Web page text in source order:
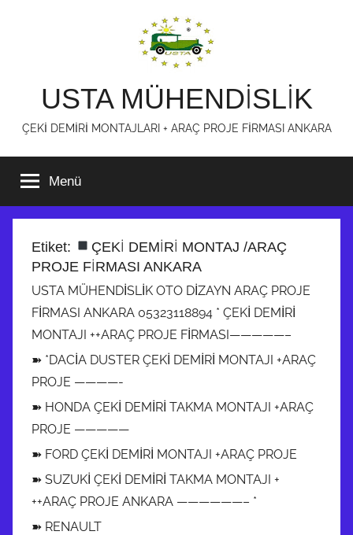
USTA MÜHENDİSLİK
ÇEKİ DEMİRİ MONTAJLARI + ARAÇ PROJE FİRMASI ANKARA
Menü
Etiket:
ÇEKİ DEMİRİ MONTAJ /ARAÇ
PROJE FİRMASI ANKARA
USTA MÜHENDİSLİK OTO DİZAYN ARAÇ PROJE
FİRMASI ANKARA 05323118894 * ÇEKİ DEMİRİ
MONTAJI ++ARAÇ PROJE FİRMASI—————–
➽ *DACİA DUSTER ÇEKİ DEMİRİ MONTAJI +ARAÇ
PROJE ————-
➽ HONDA ÇEKİ DEMİRİ TAKMA MONTAJI +ARAÇ
PROJE —————
➽ FORD ÇEKİ DEMİRİ MONTAJI +ARAÇ PROJE
➽ SUZUKİ ÇEKİ DEMİRİ TAKMA MONTAJI +
++ARAÇ PROJE ANKARA ——————– *
➽ RENAULT